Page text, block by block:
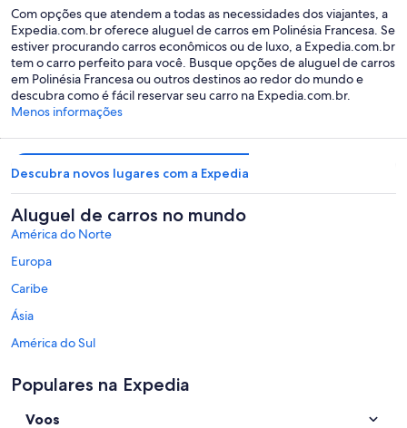
Com opções que atendem a todas as necessidades dos viajantes, a
Expedia.com.br oferece aluguel de carros em Polinésia Francesa. Se
estiver procurando carros econômicos ou de luxo, a Expedia.com.br
tem o carro perfeito para você. Busque opções de aluguel de carros
em Polinésia Francesa ou outros destinos ao redor do mundo e
descubra como é fácil reservar seu carro na Expedia.com.br.
Menos informações
Descubra novos lugares com a Expedia
Aluguel de carros no mundo
América do Norte
Europa
Caribe
Ásia
América do Sul
Oriente Médio
África
Populares na Expedia
Voos